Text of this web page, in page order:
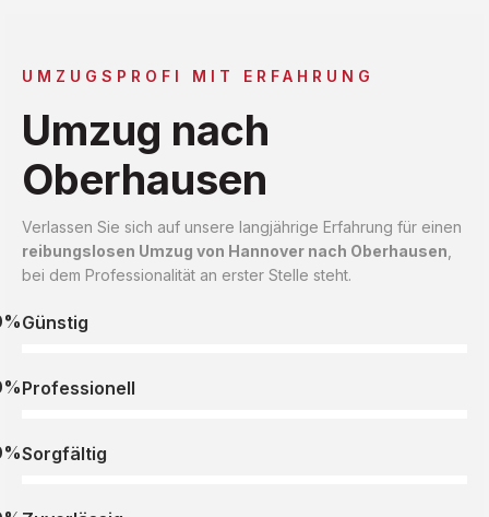
UMZUGSPROFI MIT ERFAHRUNG
Umzug nach
Oberhausen
Verlassen Sie sich auf unsere langjährige Erfahrung für einen
reibungslosen Umzug von Hannover nach Oberhausen
bei dem Professionalität an erster Stelle steht.
Günstig
Professionell
Sorgfältig